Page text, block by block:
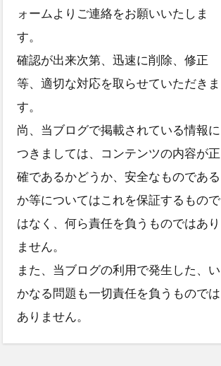
ォームよりご連絡をお願いいたしま
す。
確認が出来次第、迅速に削除、修正
等、適切な対応を取らせていただきま
す。
尚、当ブログで掲載されている情報に
つきましては、コンテンツの内容が正
確であるかどうか、安全なものである
か等についてはこれを保証するもので
はなく、何ら責任を負うものではあり
ません。
また、当ブログの利用で発生した、い
かなる問題も一切責任を負うものでは
ありません。